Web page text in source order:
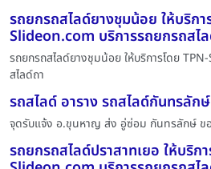
รถยกรถสไลด์ยางชุมน้อย ให้บริกา
Slideon.com บริการรถยกรถสไ
รถยกรถสไลด์ยางชุมน้อย ให้บริการโดย
สไลด์ถา
รถสไลด์ อาราง รถสไลด์กันทรลักษ์
จุดรับแจ้ง อ.ขุนหาญ ส่ง อู่ซ่อม กันทรลักษ์ ข
รถยกรถสไลด์ปราสาทเยอ ให้บริก